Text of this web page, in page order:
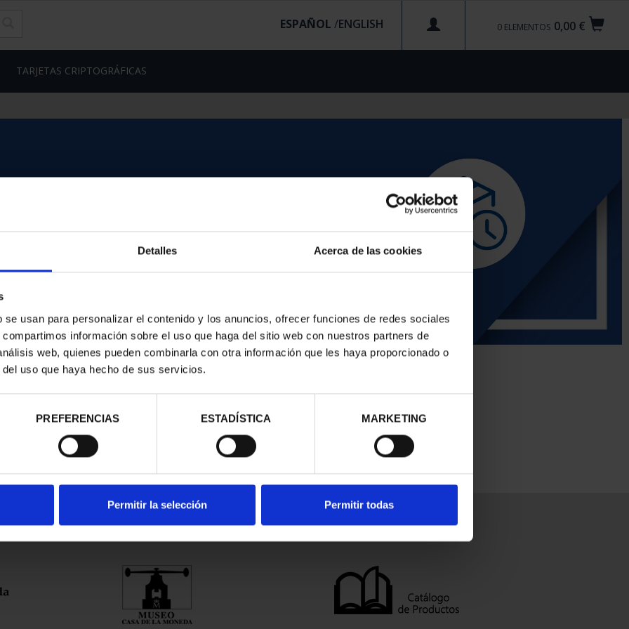
Detalles Acerca de las cookies
usan para personalizar el contenido y los anuncios, ofrecer funciones de redes sociales
información sobre el uso que haga del sitio web con nuestros partners de
web, quienes pueden combinarla con otra información que les haya proporcionado o
uso que haya hecho de sus servicios.
PREFERENCIAS ESTADÍSTICA MARKETING
Permitir la selección Permitir todas
0,00 €
0 ELEMENTOS
ESPAÑOL /
TARJETAS CRIPTOGRÁFICAS
Legales| |Ayuda|